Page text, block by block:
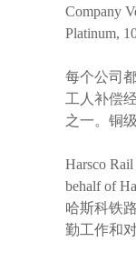
Company
Platinum,
每个公司
工人补偿
之一。铜
Harsco
behalf of
哈斯科铁
勤工作和